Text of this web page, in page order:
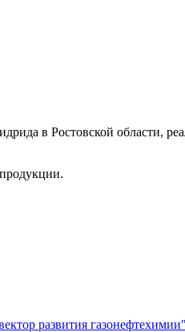
в Ростовской области,
развития